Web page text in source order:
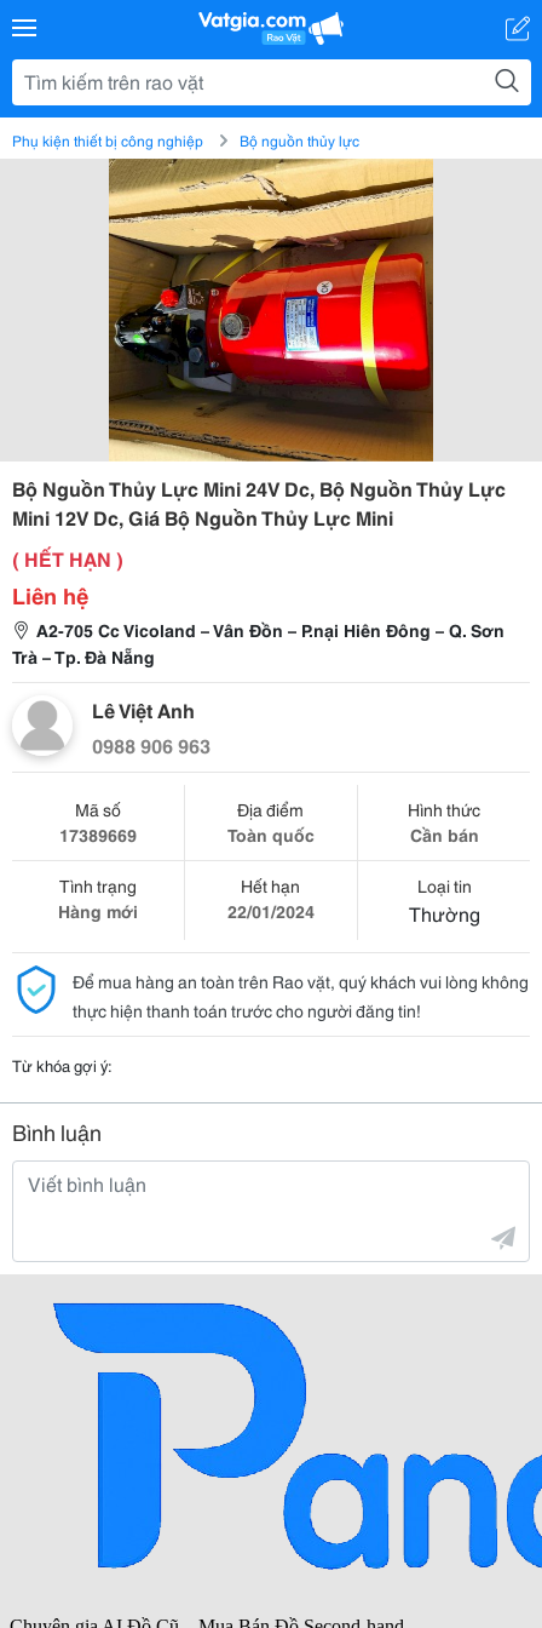
Phụ kiện thiết bị công nghiệp Bộ nguồn thủy lực
Bộ Nguồn Thủy Lực Mini 24V Dc, Bộ Nguồn Thủy Lực
Mini 12V Dc, Giá Bộ Nguồn Thủy Lực Mini
( HẾT HẠN )
Liên hệ
A2-705 Cc Vicoland – Vân Đồn – P.nại Hiên Đông – Q. Sơn
Trà – Tp. Đà Nẵng
Lê Việt Anh
0988 906 963
Mã số
17389669
Địa điểm
Toàn quốc
Hình thức
Cần bán
Tình trạng
Hàng mới
Hết hạn
22/01/2024
Loại tin
Thường
Để mua hàng an toàn trên Rao vặt, quý khách vui lòng không
thực hiện thanh toán trước cho người đăng tin!
Từ khóa gợi ý:
Bình luận